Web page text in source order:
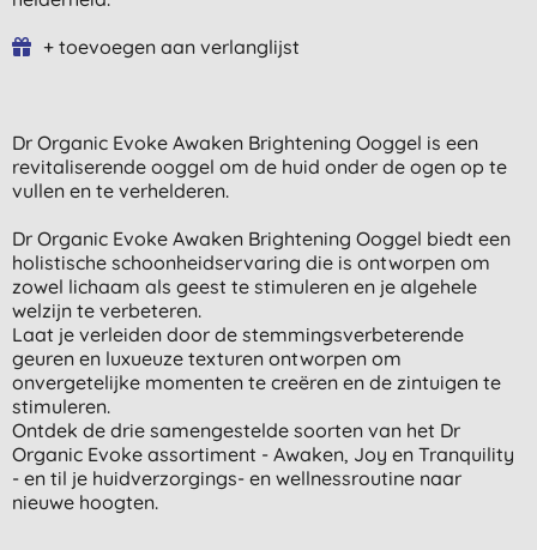
+ toevoegen aan verlanglijst
Dr Organic Evoke Awaken Brightening Ooggel is een
revitaliserende ooggel om de huid onder de ogen op te
vullen en te verhelderen.
Dr Organic Evoke Awaken Brightening Ooggel biedt een
holistische schoonheidservaring die is ontworpen om
zowel lichaam als geest te stimuleren en je algehele
welzijn te verbeteren.
Laat je verleiden door de stemmingsverbeterende
geuren en luxueuze texturen ontworpen om
onvergetelijke momenten te creëren en de zintuigen te
stimuleren.
Ontdek de drie samengestelde soorten van het Dr
Organic Evoke assortiment - Awaken, Joy en Tranquility
- en til je huidverzorgings- en wellnessroutine naar
nieuwe hoogten.